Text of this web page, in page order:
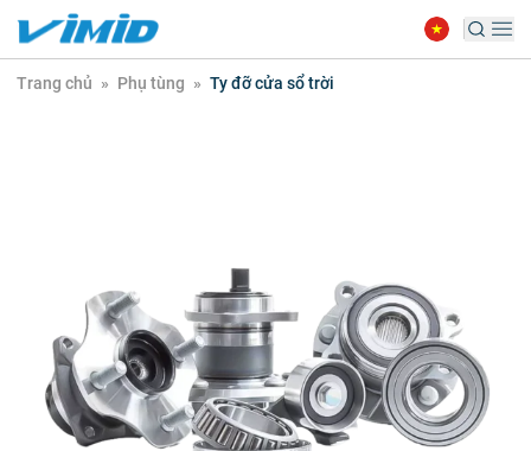
Trang chủ » Phụ tùng » Ty đỡ cửa sổ trời